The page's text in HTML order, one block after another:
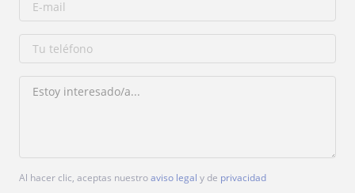
Al hacer clic, aceptas nuestroaviso legal y de privacidad